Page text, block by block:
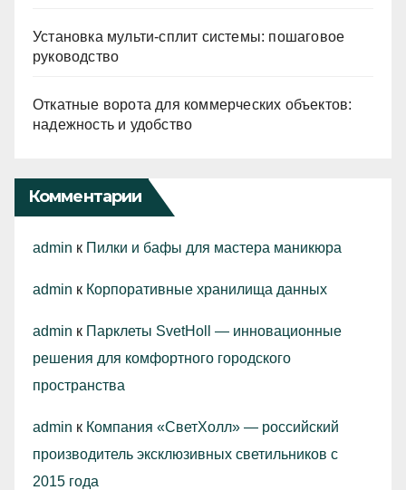
Установка мульти-сплит системы: пошаговое
руководство
Откатные ворота для коммерческих объектов:
надежность и удобство
Комментарии
admin к Пилки и бафы для мастера маникюра
admin к Корпоративные хранилища данных
admin к Парклеты SvetHoll — инновационные
решения для комфортного городского
пространства
admin к Компания «СветХолл» — российский
производитель эксклюзивных светильников с
2015 года